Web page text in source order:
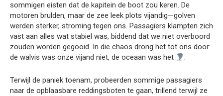
sommigen eisten dat de kapitein de boot zou keren. De
motoren brulden, maar de zee leek plots vijandig—golven
werden sterker, stroming tegen ons. Passagiers klampten zich
vast aan alles wat stabiel was, biddend dat we niet overboord
zouden worden gegooid. In die chaos drong het tot ons door:
de walvis was onze vijand niet, de oceaan was het
.
Terwijl de paniek toenam, probeerden sommige passagiers
naar de opblaasbare reddingsboten te gaan, trillend terwijl ze